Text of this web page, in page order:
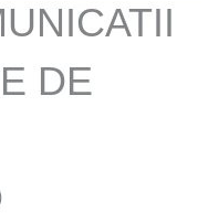
DE